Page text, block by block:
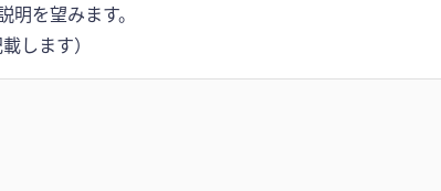
を望みます。